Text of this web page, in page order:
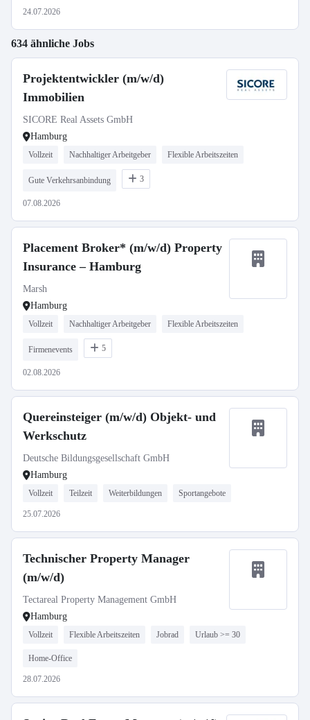
24.07.2026
634 ähnliche Jobs
Projektentwickler (m/w/d)
Immobilien
SICORE Real Assets GmbH
Hamburg
Vollzeit Nachhaltiger Arbeitgeber Flexible Arbeitszeiten
Gute Verkehrsanbindung 3
07.08.2026
Placement Broker* (m/w/d) Property
Insurance – Hamburg
Marsh
Hamburg
Vollzeit Nachhaltiger Arbeitgeber Flexible Arbeitszeiten
Firmenevents 5
02.08.2026
Quereinsteiger (m/w/d) Objekt- und
Werkschutz
Deutsche Bildungsgesellschaft GmbH
Hamburg
Vollzeit Teilzeit Weiterbildungen Sportangebote
25.07.2026
Technischer Property Manager
(m/w/d)
Tectareal Property Management GmbH
Hamburg
Vollzeit Flexible Arbeitszeiten Jobrad Urlaub >= 30
Home-Office
28.07.2026